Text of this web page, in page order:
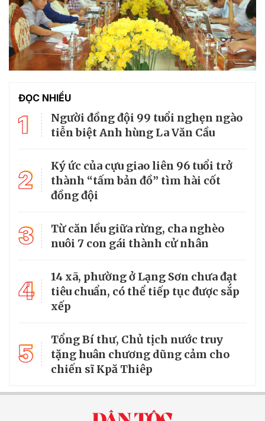
ĐỌC NHIỀU
1
Người đồng đội 99 tuổi nghẹn ngào
tiễn biệt Anh hùng La Văn Cầu
2
Ký ức của cựu giao liên 96 tuổi trở
thành “tấm bản đồ” tìm hài cốt
đồng đội
3
Từ căn lều giữa rừng, cha nghèo
nuôi 7 con gái thành cử nhân
4
14 xã, phường ở Lạng Sơn chưa đạt
tiêu chuẩn, có thể tiếp tục được sắp
xếp
5
Tổng Bí thư, Chủ tịch nước truy
tặng huân chương dũng cảm cho
chiến sĩ Kpă Thiêp